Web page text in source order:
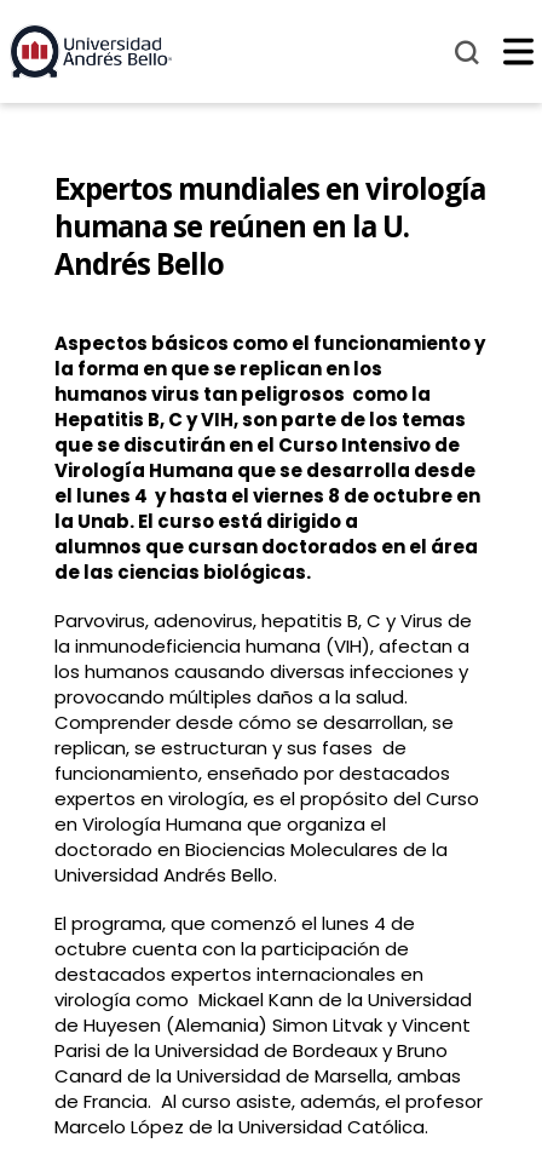
Expertos mundiales en virología
humana se reúnen en la U.
Andrés Bello
Aspectos básicos como el funcionamiento y
la forma en que se replican en los
humanos virus tan peligrosos como la
Hepatitis B, C y VIH, son parte de los temas
que se discutirán en el Curso Intensivo de
Virología Humana que se desarrolla desde
el lunes 4 y hasta el viernes 8 de octubre en
la Unab. El curso está dirigido a
alumnos que cursan doctorados en el área
de las ciencias biológicas.
Parvovirus, adenovirus, hepatitis B, C y Virus de
la inmunodeficiencia humana (VIH), afectan a
los humanos causando diversas infecciones y
provocando múltiples daños a la salud.
Comprender desde cómo se desarrollan, se
replican, se estructuran y sus fases de
funcionamiento, enseñado por destacados
expertos en virología, es el propósito del Curso
en Virología Humana que organiza el
doctorado en Biociencias Moleculares de la
Universidad Andrés Bello.
El programa, que comenzó el lunes 4 de
octubre cuenta con la participación de
destacados expertos internacionales en
virología como Mickael Kann de la Universidad
de Huyesen (Alemania) Simon Litvak y Vincent
Parisi de la Universidad de Bordeaux y Bruno
Canard de la Universidad de Marsella, ambas
de Francia. Al curso asiste, además, el profesor
Marcelo López de la Universidad Católica.